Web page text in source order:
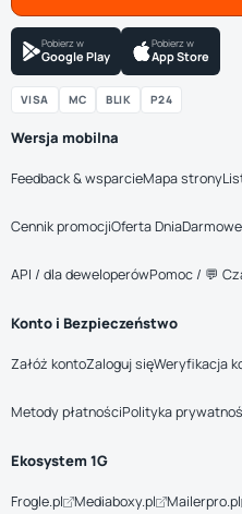
Pobierz w
Google Play
Pobierz w
App Store
VISA MC BLIK P24
Wersja mobilna
Feedback & wsparcieMapa strony
Cennik promocjiOferta Dnia
API / dla deweloperówPomoc / 💬
Konto i Bezpieczeństwo
Załóż kontoZaloguj sięWeryfikacja
Metody płatnościPolityka
Ekosystem 1G
Frogle.pl Mediaboxy.pl Mailerpro.pl